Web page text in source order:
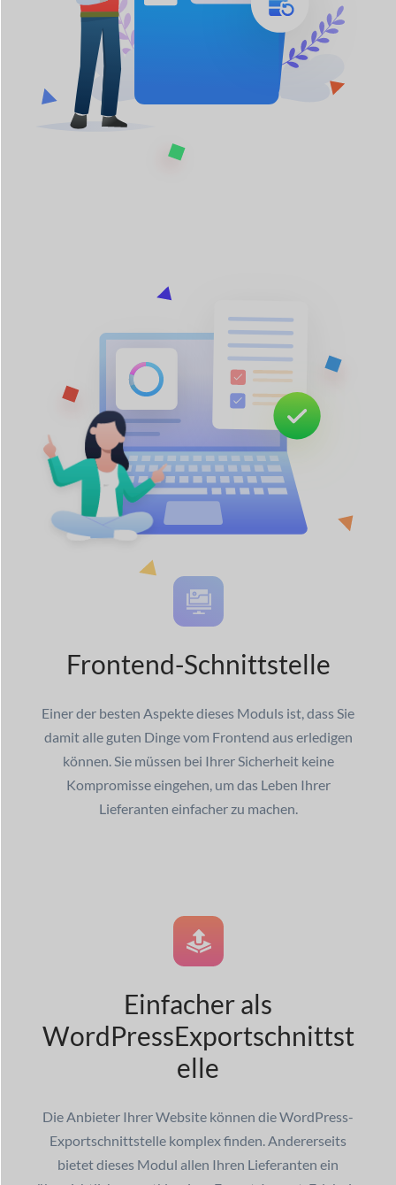
Frontend-Schnittstelle
Einer der besten Aspekte dieses Moduls ist, dass Sie
damit alle guten Dinge vom Frontend aus erledigen
können. Sie müssen bei Ihrer Sicherheit keine
Kompromisse eingehen, um das Leben Ihrer
Lieferanten einfacher zu machen.
Einfacher als
WordPressExportschnittst
elle
Die Anbieter Ihrer Website können die WordPress-
Exportschnittstelle komplex finden. Andererseits
bietet dieses Modul allen Ihren Lieferanten ein